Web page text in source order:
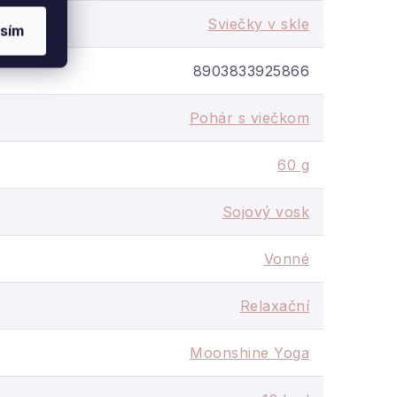
vosk rovnomerne topil.
Sviečky v skle
8903833925866
Pohár s viečkom
60 g
Sojový vosk
Vonné
Relaxační
Moonshine Yoga